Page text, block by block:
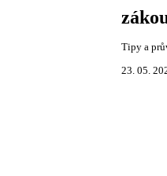
Tipy a
23. 05.